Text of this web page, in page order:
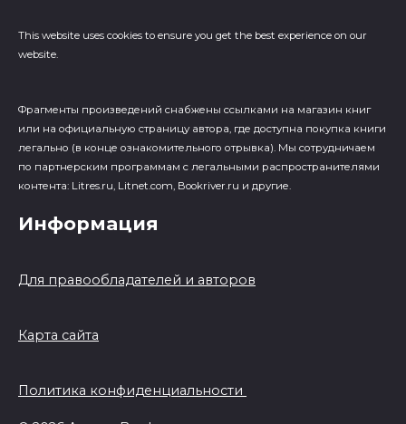
This website uses cookies to ensure you get the best experience on our
website.
Фрагменты произведений cнабжены ссылками на магазин книг
или на официальную страницу автора, где доступна покупка книги
легально (в конце ознакомительного отрывка). Мы сотрудничаем
по партнерским программам с легальными распространителями
контента: Litres.ru, Litnet.com, Bookriver.ru и другие.
Информация
Для правообладателей и авторов
Карта сайта
Политика конфиденциальности